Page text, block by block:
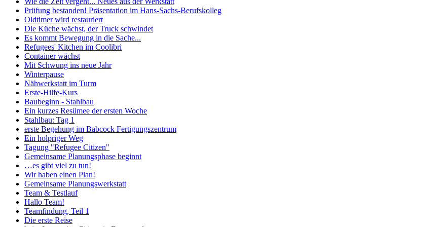
Prüfung bestanden! Präsentation im Hans-Sachs-Berufskolleg
Oldtimer wird restauriert
Die Küche wächst, der Truck schwindet
Es kommt Bewegung in die Sache...
Refugees' Kitchen im Coolibri
Container wächst
Mit Schwung ins neue Jahr
Winterpause
Nähwerkstatt im Turm
Erste-Hilfe-Kurs
Baubeginn - Stahlbau
Ein kurzes Resümee der ersten Woche
Stahlbau: Tag 1
erste Begehung im Babcock Fertigungszentrum
Ein holpriger Weg
Tagung "Refugee Citizen"
Gemeinsame Planungsphase beginnt
…es gibt viel zu tun!
Wir haben einen Plan!
Gemeinsame Planungswerkstatt
Team & Testlauf
Hallo Team!
Teamfindung, Teil 1
Die erste Reise